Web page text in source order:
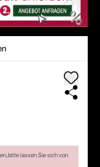
bitte lassen Sie sich von